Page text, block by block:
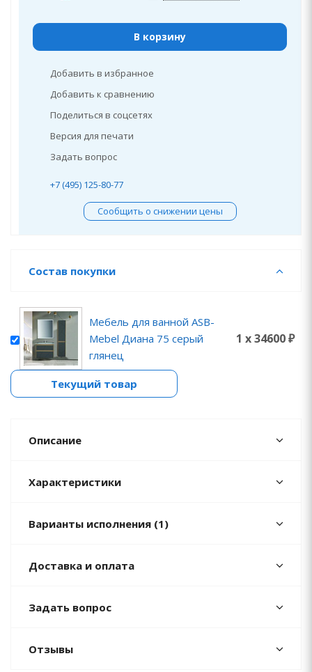
В корзину
Добавить в избранное
Добавить к сравнению
Поделиться в соцсетях
Версия для печати
Задать вопрос
+7 (495) 125-80-77
Сообщить о снижении цены
Состав покупки
Мебель для ванной ASB-
Mebel Диана 75 серый
глянец
1 x 34600 ₽
Текущий товар
Описание
Характеристики
Варианты исполнения (1)
Доставка и оплата
Задать вопрос
Отзывы